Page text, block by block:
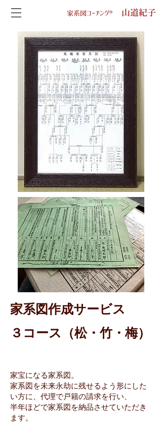
家系図コーチング® 山道紀子
家系図作成サービス
３コース（松・竹・梅）
家宝になる家系図。
家系図を未来永劫に残せるよう形にした
い方に、代理で戸籍の請求を行い、
半年ほどで家系図を納品させていただき
ます。